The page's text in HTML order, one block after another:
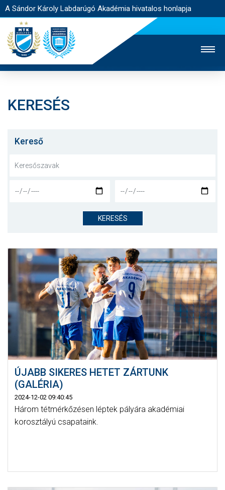
A Sándor Károly Labdarúgó Akadémia hivatalos honlapja
JEGYÉRTÉKESÍTÉS
NYITÓLAP
AKADÉMIA
MÉRKŐZÉSEK
GALÉRIA
JELENTKEZÉS
SZURKOLÓI ÉLMÉNYEK
VEZETŐSÉG
KERESÉS
Kereső
KERESÉS
ÚJABB SIKERES HETET ZÁRTUNK
(GALÉRIA)
2024-12-02 09:40:45
Három tétmérkőzésen léptek pályára akadémiai
korosztályú csapataink.